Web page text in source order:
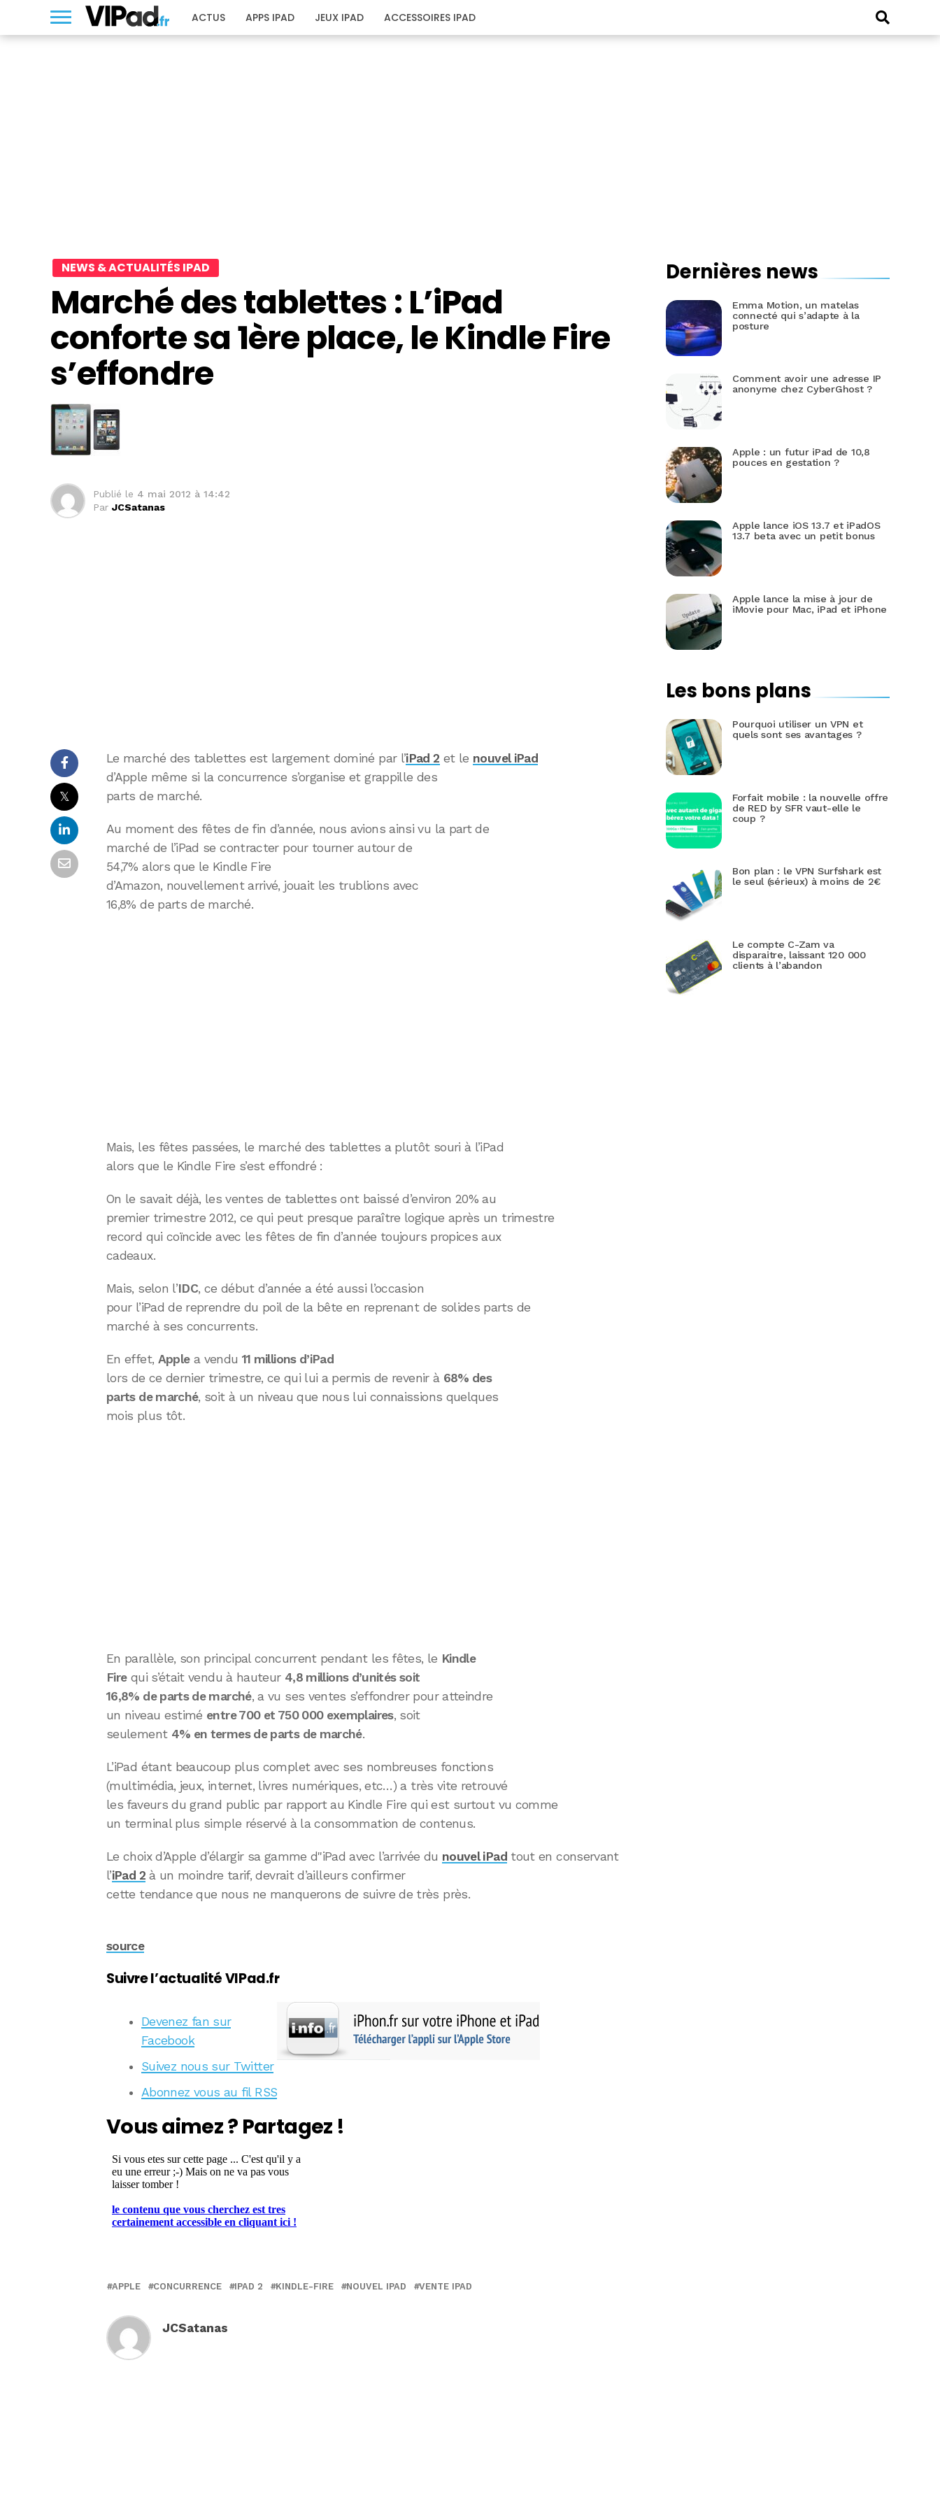
ACTUS APPS IPAD JEUX IPAD ACCESSOIRES IPAD
NEWS & ACTUALITÉS IPAD
Marché des tablettes : L’iPad
conforte sa 1ère place, le Kindle Fire
s’effondre
Publié le 4 mai 2012 à 14:42
Par JCSatanas
𝕏
Le marché des tablettes est largement dominé par l’iPad 2 et le nouvel iPad
d’Apple même si la concurrence s’organise et grappille des
parts de marché.
Au moment des fêtes de fin d’année, nous avions ainsi vu la part de
marché de l’iPad se contracter pour tourner autour de
54,7% alors que le Kindle Fire
d’Amazon, nouvellement arrivé, jouait les trublions avec
16,8% de parts de marché.
Mais, les fêtes passées, le marché des tablettes a plutôt souri à l’iPad
alors que le Kindle Fire s’est effondré :
On le savait déjà, les ventes de tablettes ont baissé d’environ 20% au
premier trimestre 2012, ce qui peut presque paraître logique après un trimestre
record qui coïncide avec les fêtes de fin d’année toujours propices aux
cadeaux.
Mais, selon l’IDC, ce début d’année a été aussi l’occasion
pour l’iPad de reprendre du poil de la bête en reprenant de solides parts de
marché à ses concurrents.
En effet, Applea vendu 11 millions d’iPad
lors de ce dernier trimestre, ce qui lui a permis de revenir à 68% des
parts de marché, soit à un niveau que nous lui connaissions quelques
mois plus tôt.
En parallèle, son principal concurrent pendant les fêtes, le Kindle
Firequi s’était vendu à hauteur 4,8 millions d’unités soit
16,8% de parts de marché, a vu ses ventes s’effondrer pour atteindre
un niveau estimé entre 700 et 750 000 exemplaires, soit
seulement 4% en termes de parts de marché.
L’iPad étant beaucoup plus complet avec ses nombreuses fonctions
(multimédia, jeux, internet, livres numériques, etc…) a très vite retrouvé
les faveurs du grand public par rapport au Kindle Fire qui est surtout vu comme
un terminal plus simple réservé à la consommation de contenus.
Le choix d’Apple d’élargir sa gamme d"iPad avec l’arrivée du nouvel iPad tout en conservant
l’iPad 2à un moindre tarif, devrait d’ailleurs confirmer
cette tendance que nous ne manquerons de suivre de très près.
source
Suivre l’actualité VIPad.fr
Devenez fan sur
Facebook
Suivez nous sur Twitter
Abonnez vous au fil RSS
Vous aimez ? Partagez !
APPLE CONCURRENCE IPAD 2 KINDLE-FIRE NOUVEL IPAD VENTE IPAD
JCSatanas
Dernières news
Emma Motion, un matelas
connecté qui s’adapte à la
posture
Comment avoir une adresse IP
anonyme chez CyberGhost ?
Apple : un futur iPad de 10,8
pouces en gestation ?
Apple lance iOS 13.7 et iPadOS
13.7 beta avec un petit bonus
Apple lance la mise à jour de
iMovie pour Mac, iPad et iPhone
Les bons plans
Pourquoi utiliser un VPN et
quels sont ses avantages ?
Forfait mobile : la nouvelle offre
de RED by SFR vaut-elle le
coup ?
Bon plan : le VPN Surfshark est
le seul (sérieux) à moins de 2€
Le compte C-Zam va
disparaitre, laissant 120 000
clients à l’abandon